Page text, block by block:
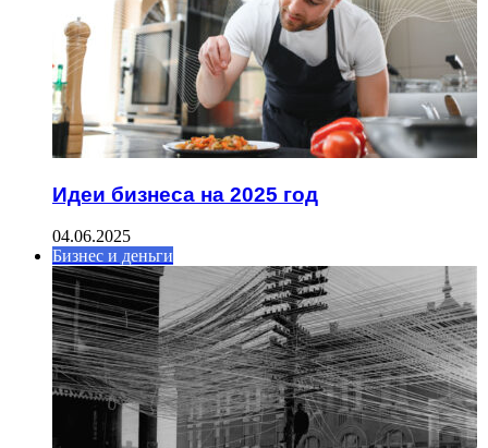
Идеи бизнеса на 2025 год
04.06.2025
Бизнес и деньги